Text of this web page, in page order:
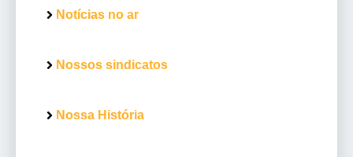
Notícias no ar
Nossos sindicatos
Nossa História